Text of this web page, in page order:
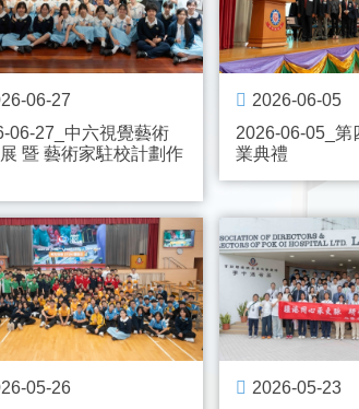
06-27
06-27_中六視覺藝術
暨 藝術家駐校計劃作
2026-06-05
2026-06-05_第
業典禮
05-26
2026-05-23